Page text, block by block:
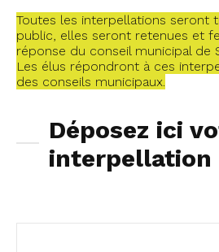
Toutes les interpellations seront
public, elles seront retenues et
réponse du conseil municipal de
Les élus répondront à ces
des conseils municipaux.
Déposez ici
interpellation